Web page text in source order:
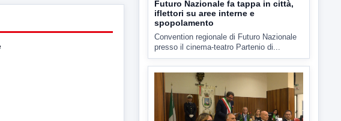
3 AGOSTO 2026 POLITICA
Il Consiglio comunale torna a
riunirsi: riflettori su conti dell'ente
Domani mattina torna a riunirsi il Consiglio
comunale di Avellino....